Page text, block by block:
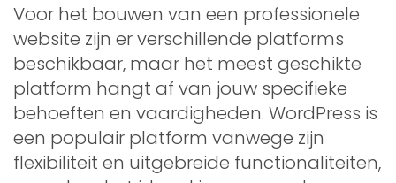
Voor het bouwen van een professionele
website zijn er verschillende platforms
beschikbaar, maar het meest geschikte
platform hangt af van jouw specifieke
behoeften en vaardigheden. WordPress is
een populair platform vanwege zijn
flexibiliteit en uitgebreide functionaliteiten,